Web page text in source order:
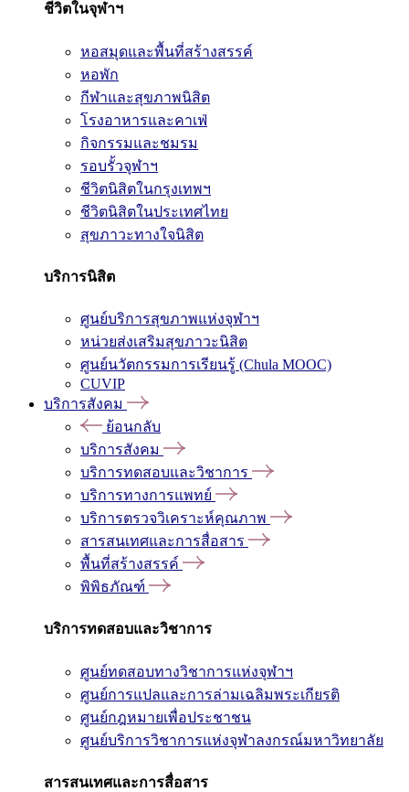
ชีวิตในจุฬาฯ
หอสมุดและพื้นที่สร้างสรรค์
หอพัก
กีฬาและสุขภาพนิสิต
โรงอาหารและคาเฟ่
กิจกรรมและชมรม
รอบรั้วจุฬาฯ
ชีวิตนิสิตในกรุงเทพฯ
ชีวิตนิสิตในประเทศไทย
สุขภาวะทางใจนิสิต
บริการนิสิต
ศูนย์บริการสุขภาพแห่งจุฬาฯ
หน่วยส่งเสริมสุขภาวะนิสิต
ศูนย์นวัตกรรมการเรียนรู้ (Chula MOOC)
CUVIP
บริการสังคม
ย้อนกลับ
บริการสังคม
บริการทดสอบและวิชาการ
บริการทางการแพทย์
บริการตรวจวิเคราะห์คุณภาพ
สารสนเทศและการสื่อสาร
พื้นที่สร้างสรรค์
พิพิธภัณฑ์
บริการทดสอบและวิชาการ
ศูนย์ทดสอบทางวิชาการแห่งจุฬาฯ
ศูนย์การแปลและการล่ามเฉลิมพระเกียรติ
ศูนย์กฎหมายเพื่อประชาชน
ศูนย์บริการวิชาการแห่งจุฬาลงกรณ์มหาวิทยาลัย
สารสนเทศและการสื่อสาร